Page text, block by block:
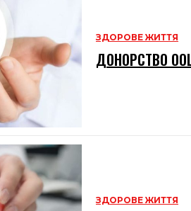
ЗДОРОВЕ ЖИТТЯ
ДОНОРСТВО
ЗДОРОВЕ ЖИТТЯ